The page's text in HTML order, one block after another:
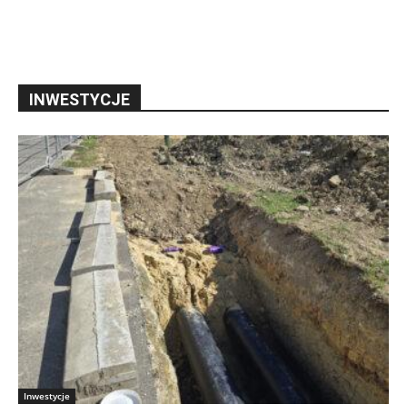
INWESTYCJE
Inwestycje